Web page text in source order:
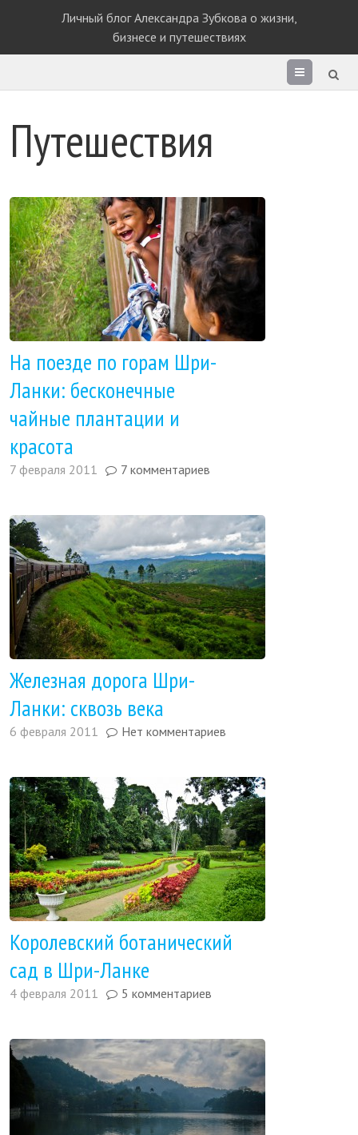
Личный блог Александра Зубкова о жизни,
бизнесе и путешествиях
Путешествия
На поезде по горам Шри-
Ланки: бесконечные
чайные плантации и
красота
7 февраля 2011 7 комментариев
Железная дорога Шри-
Ланки: сквозь века
6 февраля 2011 Нет комментариев
Королевский ботанический
сад в Шри-Ланке
4 февраля 2011 5 комментариев